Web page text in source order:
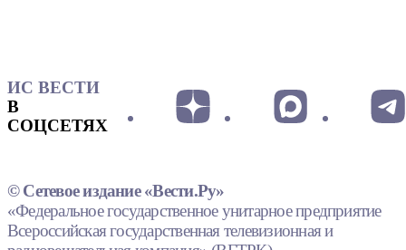
ИС ВЕСТИ
В
СОЦСЕТЯХ
© Сетевое издание «Вести.Ру»
«Федеральное государственное унитарное предприятие
Всероссийская государственная телевизионная и